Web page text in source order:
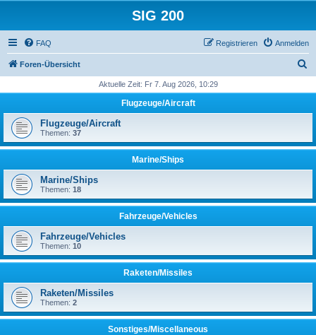
SIG 200
FAQ Anmelden
Registrieren
Foren-Übersicht
h
Aktuelle Zeit: Fr 7. Aug 2026, 10:29
Flugzeuge/Aircraft
Flugzeuge/Aircraft
Themen: 37
Marine/Ships
Marine/Ships
Themen: 18
Fahrzeuge/Vehicles
Fahrzeuge/Vehicles
Themen: 10
Raketen/Missiles
Raketen/Missiles
Themen: 2
Sonstiges/Miscellaneous